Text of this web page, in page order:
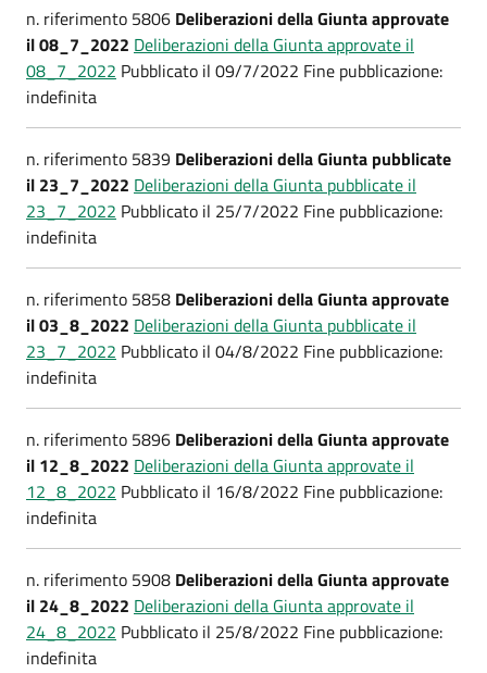
n. riferimento 5806 Deliberazioni della Giunta approvate
il 08_7_2022 Deliberazioni della Giunta approvate il
08_7_2022 Pubblicato il 09/7/2022 Fine pubblicazione:
indefinita
n. riferimento 5839 Deliberazioni della Giunta pubblicate
il 23_7_2022 Deliberazioni della Giunta pubblicate il
23_7_2022 Pubblicato il 25/7/2022 Fine pubblicazione:
indefinita
n. riferimento 5858 Deliberazioni della Giunta approvate
il 03_8_2022 Deliberazioni della Giunta pubblicate il
23_7_2022 Pubblicato il 04/8/2022 Fine pubblicazione:
indefinita
n. riferimento 5896 Deliberazioni della Giunta approvate
il 12_8_2022 Deliberazioni della Giunta approvate il
12_8_2022 Pubblicato il 16/8/2022 Fine pubblicazione:
indefinita
n. riferimento 5908 Deliberazioni della Giunta approvate
il 24_8_2022 Deliberazioni della Giunta approvate il
24_8_2022 Pubblicato il 25/8/2022 Fine pubblicazione:
indefinita